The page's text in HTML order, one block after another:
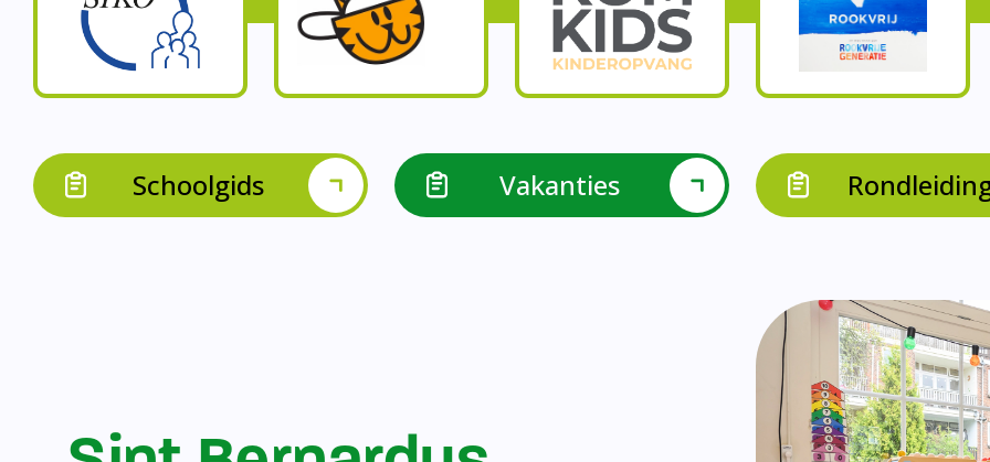
Op onze school krijgen leerlingen met een verrijkend aanbod
Op onze school bieden we in groep 8 het project ondernemen met
Op onze school vieren we samen.